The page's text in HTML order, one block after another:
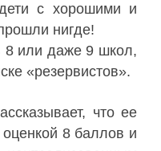
с хорошими и
нигде!
8 или даже 9 школ,
«резервистов».
что ее
8 баллов и